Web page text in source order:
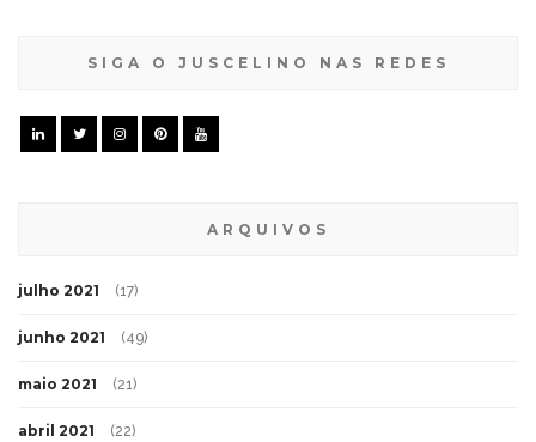
SIGA O JUSCELINO NAS REDES
ARQUIVOS
julho 2021 (17)
junho 2021 (49)
maio 2021 (21)
abril 2021 (22)